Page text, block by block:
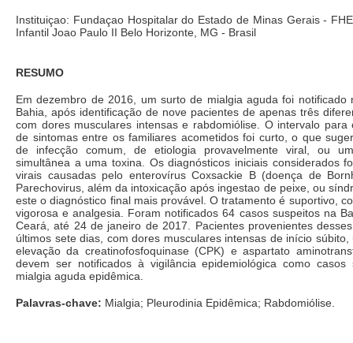
Instituiçao: Fundaçao Hospitalar do Estado de Minas Gerais -
Infantil Joao Paulo II Belo Horizonte, MG - Brasil
RESUMO
Em dezembro de 2016, um surto de mialgia aguda foi notificado
Bahia, após identificação de nove pacientes de apenas três
com dores musculares intensas e rabdomiólise. O intervalo para
de sintomas entre os familiares acometidos foi curto, o que
de infecção comum, de etiologia provavelmente viral, ou
simultânea a uma toxina. Os diagnósticos iniciais considerados
virais causadas pelo enterovírus Coxsackie B (doença de
Parechovirus, além da intoxicação após ingestao de peixe, ou
este o diagnóstico final mais provável. O tratamento é suportivo,
vigorosa e analgesia. Foram notificados 64 casos suspeitos na
Ceará, até 24 de janeiro de 2017. Pacientes provenientes
últimos sete dias, com dores musculares intensas de início súbito,
elevação da creatinofosfoquinase (CPK) e aspartato
devem ser notificados à vigilância epidemiológica como casos
mialgia aguda epidêmica.
Palavras-chave: Mialgia; Pleurodinia Epidêmica; Rabdomiólise.